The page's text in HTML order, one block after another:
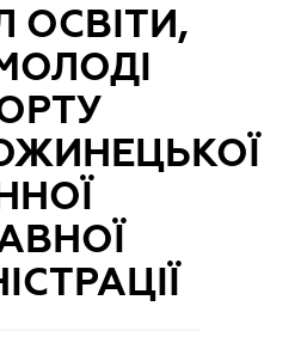
ОСВІТИ,